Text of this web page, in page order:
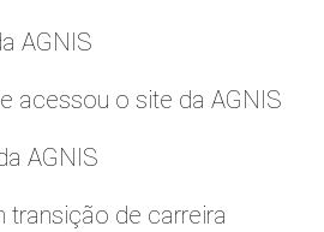
AGNIS
acessou o site da AGNIS
AGNIS
transição de carreira